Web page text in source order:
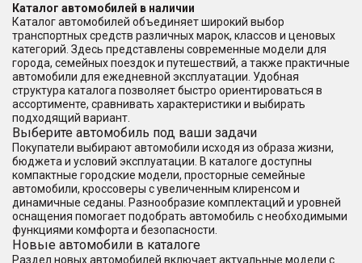
Каталог автомобилей в наличии
Каталог автомобилей объединяет широкий выбор
транспортных средств различных марок, классов и ценовых
категорий. Здесь представлены современные модели для
города, семейных поездок и путешествий, а также практичные
автомобили для ежедневной эксплуатации. Удобная
структура каталога позволяет быстро ориентироваться в
ассортименте, сравнивать характеристики и выбирать
подходящий вариант.
Выберите автомобиль под ваши задачи
Покупатели выбирают автомобили исходя из образа жизни,
бюджета и условий эксплуатации. В каталоге доступны
компактные городские модели, просторные семейные
автомобили, кроссоверы с увеличенным клиренсом и
динамичные седаны. Разнообразие комплектаций и уровней
оснащения помогает подобрать автомобиль с необходимыми
функциями комфорта и безопасности.
Новые автомобили в каталоге
Раздел новых автомобилей включает актуальные модели с